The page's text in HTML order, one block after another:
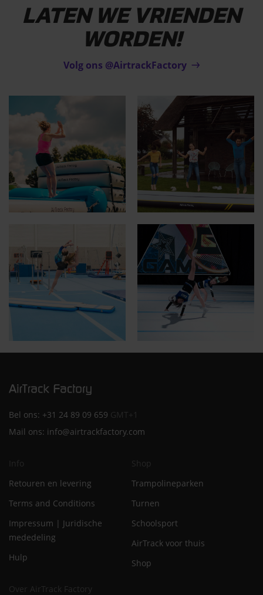
LATEN WE VRIENDEN
WORDEN!
Volg ons @AirtrackFactory
Bel ons: +31 24 89 09 659 GMT+1
Mail ons: info@airtrackfactory.com
Info
Retouren en levering
Terms and Conditions
Impressum | Juridische
mededeling
Hulp
Shop
Trampolineparken
Turnen
Schoolsport
AirTrack voor thuis
Shop
Over AirTrack Factory